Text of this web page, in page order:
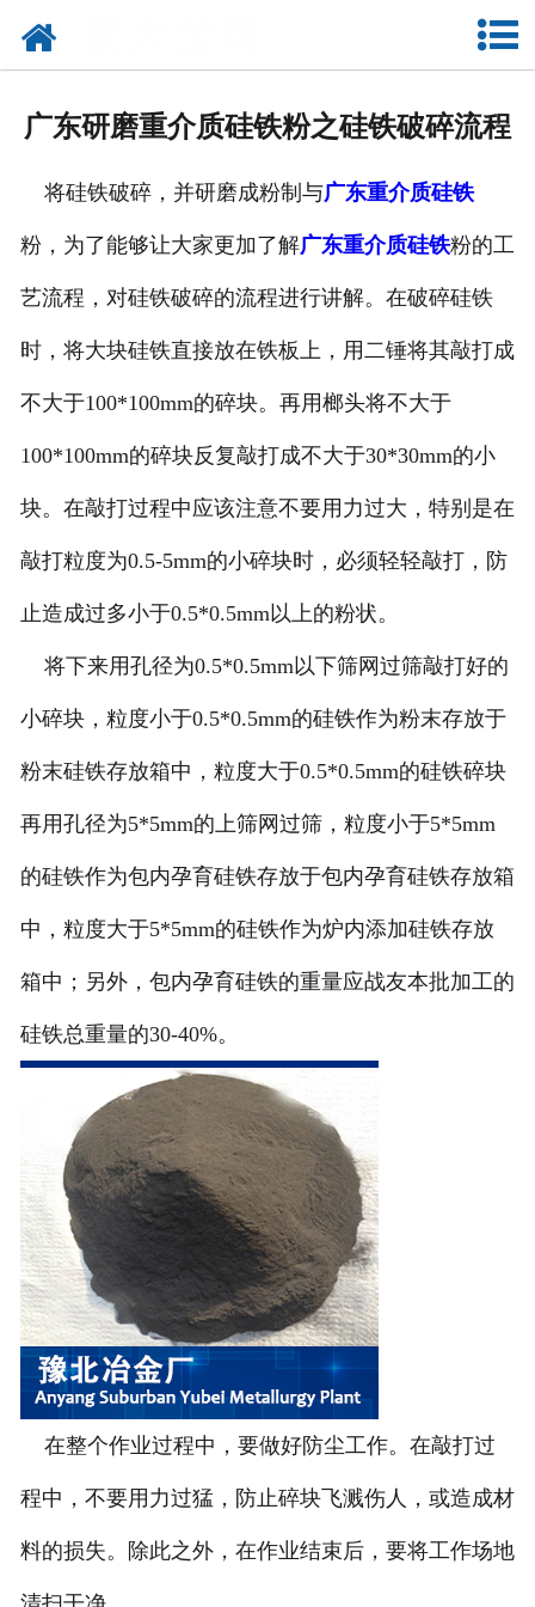
联系我们
广东研磨重介质硅铁粉之硅铁破碎流程
将硅铁破碎，并研磨成粉制与广东重介质硅铁
粉，为了能够让大家更加了解广东重介质硅铁粉的工
艺流程，对硅铁破碎的流程进行讲解。在破碎硅铁
时，将大块硅铁直接放在铁板上，用二锤将其敲打成
不大于100*100mm的碎块。再用榔头将不大于
100*100mm的碎块反复敲打成不大于30*30mm的小
块。在敲打过程中应该注意不要用力过大，特别是在
敲打粒度为0.5-5mm的小碎块时，必须轻轻敲打，防
止造成过多小于0.5*0.5mm以上的粉状。
将下来用孔径为0.5*0.5mm以下筛网过筛敲打好的
小碎块，粒度小于0.5*0.5mm的硅铁作为粉末存放于
粉末硅铁存放箱中，粒度大于0.5*0.5mm的硅铁碎块
再用孔径为5*5mm的上筛网过筛，粒度小于5*5mm
的硅铁作为包内孕育硅铁存放于包内孕育硅铁存放箱
中，粒度大于5*5mm的硅铁作为炉内添加硅铁存放
箱中；另外，包内孕育硅铁的重量应战友本批加工的
硅铁总重量的30-40%。
在整个作业过程中，要做好防尘工作。在敲打过
程中，不要用力过猛，防止碎块飞溅伤人，或造成材
料的损失。除此之外，在作业结束后，要将工作场地